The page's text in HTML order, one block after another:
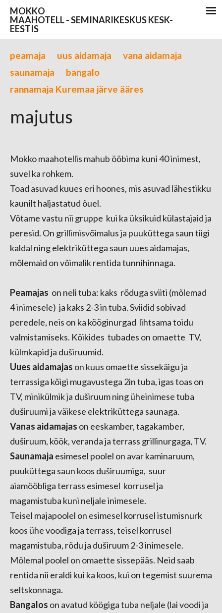
MOKKO
MAAHOTELL - SEMINARIKESKUS KESK-
EESTIS
peamaja uus aidamaja
vana aidamaja
saunamaja
bangalo
rannamaja Kuremaa järve ääres
majutus
Mokko maahotellis mahub ööbima kuni 40 inimest,
suvel ka rohkem.
Toad asuvad kuues eri hoones, mis asuvad lähestikku
kaunilt haljastatud õuel.
Võtame vastu nii gruppe kui ka üksikuid külastajaid ja
peresid. On grillimisvõimalus ja puuküttega saun tiigi
kaldal ning elektriküttega saun uues aidamajas,
mõlemaid on võimalik rentida tunnihinnaga.
Peamajas on neli tuba: kaks rõduga sviiti (mõlemad
4 inimesele) ja kaks 2-3 in tuba. Sviidid sobivad
peredele, neis on ka kööginurgad lihtsama toidu
valmistamiseks. Kõikides tubades on omaette TV,
külmkapid ja duširuumid.
Uues aidamajas on kuus omaette sissekäigu ja
terrassiga kõigi mugavustega 2in tuba, igas toas on
TV, minikülmik ja duširuum ning üheinimese tuba
duširuumi ja väikese elektriküttega saunaga.
Vanas aidamajas on eeskamber, tagakamber,
duširuum, köök, veranda ja terrass grillinurgaga, TV.
Saunamaja esimesel poolel on avar kaminaruum,
puuküttega saun koos duširuumiga, suur
aiamööbliga terrass esimesel korrusel ja
magamistuba kuni neljale inimesele.
Teisel majapoolel on esimesel korrusel istumisnurk
koos ühe voodiga ja terrass, teisel korrusel
magamistuba, rõdu ja duširuum 2-3 inimesele.
Mõlemal poolel on omaette sissepääs. Neid saab
rentida nii eraldi kui ka koos, kui on tegemist suurema
seltskonnaga.
Bangalos on avatud köögiga tuba neljale (lai voodi ja